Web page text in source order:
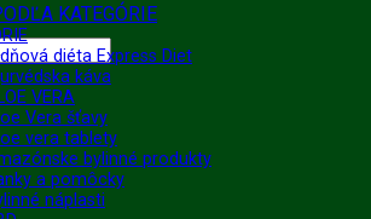
KATEGÓRIE
diéta Express Diet
káva
VERA
Vera šťavy
vera tablety
bylinné produkty
a pomôcky
náplasti